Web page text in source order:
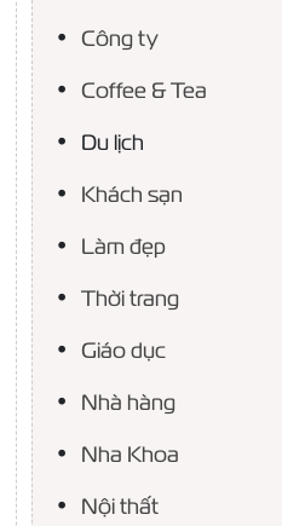
Công ty
Coffee & Tea
Du lịch
Khách sạn
Làm đẹp
Thời trang
Giáo dục
Nhà hàng
Nha Khoa
Nội thất